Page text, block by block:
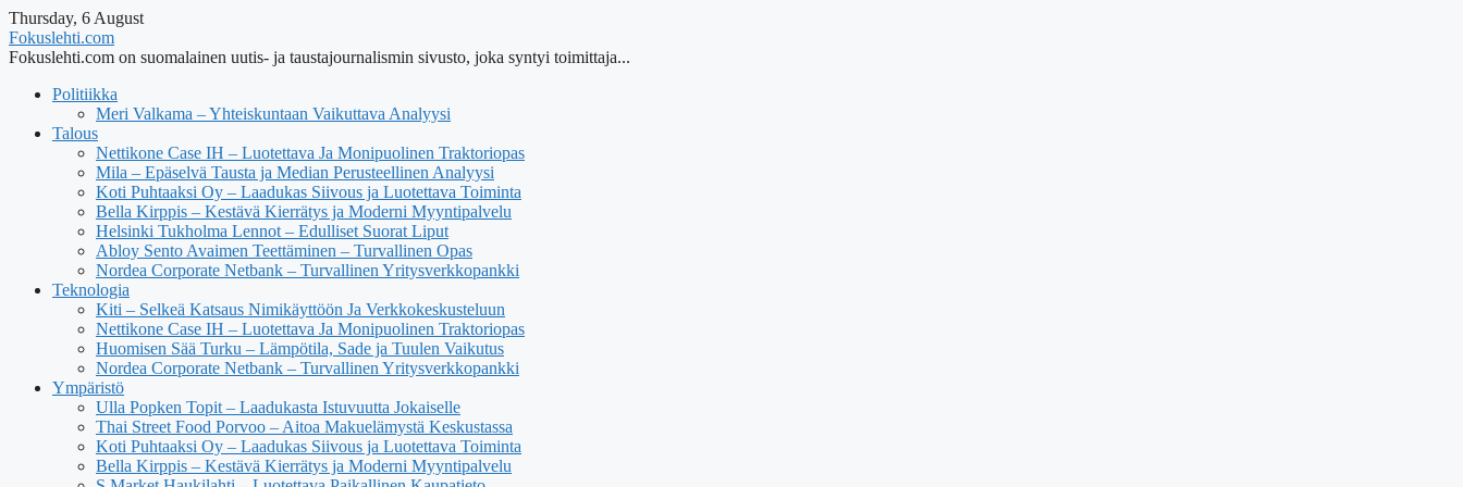
Thursday, 6 August
Fokuslehti.com
Fokuslehti.com on suomalainen uutis- ja taustajournalismin sivusto, joka syntyi toimittaja...
Politiikka
Meri Valkama – Yhteiskuntaan Vaikuttava Analyysi
Talous
Nettikone Case IH – Luotettava Ja Monipuolinen Traktoriopas
Mila – Epäselvä Tausta ja Median Perusteellinen Analyysi
Koti Puhtaaksi Oy – Laadukas Siivous ja Luotettava Toiminta
Bella Kirppis – Kestävä Kierrätys ja Moderni Myyntipalvelu
Helsinki Tukholma Lennot – Edulliset Suorat Liput
Abloy Sento Avaimen Teettäminen – Turvallinen Opas
Nordea Corporate Netbank – Turvallinen Yritysverkkopankki
Teknologia
Kiti – Selkeä Katsaus Nimikäyttöön Ja Verkkokeskusteluun
Nettikone Case IH – Luotettava Ja Monipuolinen Traktoriopas
Huomisen Sää Turku – Lämpötila, Sade ja Tuulen Vaikutus
Nordea Corporate Netbank – Turvallinen Yritysverkkopankki
Ympäristö
Ulla Popken Topit – Laadukasta Istuvuutta Jokaiselle
Thai Street Food Porvoo – Aitoa Makuelämystä Keskustassa
Koti Puhtaaksi Oy – Laadukas Siivous ja Luotettava Toiminta
Bella Kirppis – Kestävä Kierrätys ja Moderni Myyntipalvelu